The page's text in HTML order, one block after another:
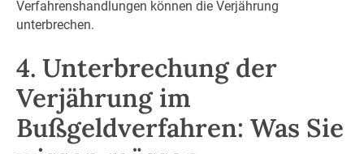
Verfahrenshandlungen können die Verjährung
unterbrechen.
4. Unterbrechung der
Verjährung im
Bußgeldverfahren: Was Sie